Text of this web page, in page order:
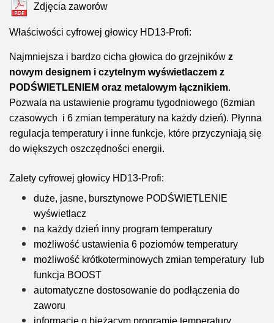
Zdjęcia zaworów
Właściwości cyfrowej głowicy HD13-Profi:
Najmniejsza i bardzo cicha głowica do grzejników z
nowym designem i czytelnym wyświetlaczem z
PODŚWIETLENIEM oraz metalowym łącznikiem.
Pozwala na ustawienie programu tygodniowego (6zmian
czasowych i 6 zmian temperatury na każdy dzień). Płynna
regulacja temperatury i inne funkcje, które przyczyniają się
do większych oszczędności energii.
Zalety cyfrowej głowicy HD13-Profi:
duże, jasne, bursztynowe PODŚWIETLENIE
wyświetlacz
na każdy dzień inny program temperatury
możliwość ustawienia 6 poziomów temperatury
możliwość krótkoterminowych zmian temperatury lub
funkcja BOOST
automatyczne dostosowanie do podłączenia do
zaworu
informacje o bieżącym programie temperatury